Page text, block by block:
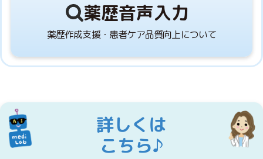
薬歴音声入力
薬歴作成支援・患者ケア品質向上について
詳しくは
こちら♪